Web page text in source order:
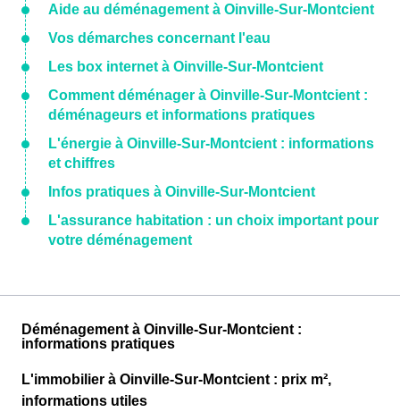
Aide au déménagement à Oinville-Sur-Montcient
Vos démarches concernant l'eau
Les box internet à Oinville-Sur-Montcient
Comment déménager à Oinville-Sur-Montcient :
déménageurs et informations pratiques
L'énergie à Oinville-Sur-Montcient : informations
et chiffres
Infos pratiques à Oinville-Sur-Montcient
L'assurance habitation : un choix important pour
votre déménagement
Déménagement à Oinville-Sur-Montcient :
informations pratiques
L'immobilier à Oinville-Sur-Montcient : prix m²,
informations utiles